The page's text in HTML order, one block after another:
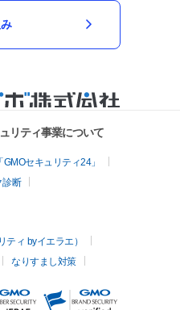
リティ事業について
セキュリティ24」
診断
ィ byイエラエ）
なりすまし対策